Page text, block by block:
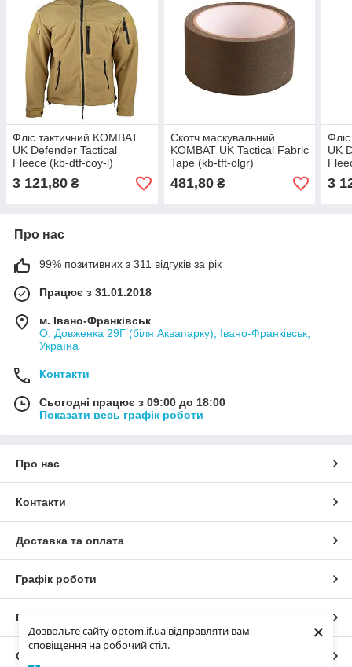
Дозвольте сайту optom.if.ua відправляти вам
сповіщення на робочий стіл.
×
Фліс тактичний KOMBAT
UK Defender Tactical
Fleece (kb-dtf-coy-l)
3 121,80 ₴
Скотч маскувальний
KOMBAT UK Tactical Fabric
Tape (kb-tft-olgr)
481,80₴
UK
3
Про нас
99% позитивних з 311 відгуків за рік
Працює з 31.01.2018
м. Івано-Франківськ
О. Довженка 29Г (біля Аквапарку), Івано-Франківськ,
Україна
Контакти
Сьогодні працює з 09:00 до 18:00
Показати весь графік роботи
Про нас
Контакти
Доставка та оплата
Графік роботи
Повна версія сайту
Сайт створено на маркетплейсі